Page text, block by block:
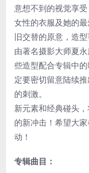
意想不到的视觉享
女性的衣服及她的
旧交替的原意，造
由著名摄影大师夏
些造型配合专辑中
定要密切留意陆续
的刺激。
新元素和经典碰头
的新冲击！希望大
动！
专辑曲目：